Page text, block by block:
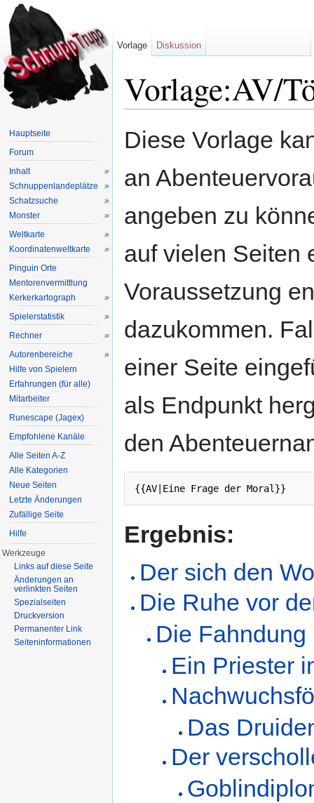
Vorlage:AV/
Diese Vorlage
an
angeben zu
auf vielen Seiten
Voraussetzung
dazukommen.
einer Seite
als Endpunkt
den
{{AV|Eine Frage der Moral}}
Ergebnis:
Der sich den
Die Ruhe vor
Die Fahndung
Ein Priester
Das
Der
Vorlage Diskussion
Hauptseite
Forum
Inhalt
»
Schnuppenlandeplätze
»
Schatzsuche
»
Monster
»
Weltkarte
»
Koordinatenweltkarte
»
Pinguin Orte
Mentorenvermittlung
Kerkerkartograph
»
Spielerstatistik
»
Rechner
»
Autorenbereiche
»
Hilfe von Spielern
Erfahrungen (für alle)
Mitarbeiter
Runescape (Jagex)
Empfohlene Kanäle
Alle Seiten A-Z
Alle Kategorien
Neue Seiten
Letzte Änderungen
Zufällige Seite
Hilfe
Werkzeuge
Links auf diese Seite
Änderungen an
verlinkten Seiten
Spezialseiten
Druckversion
Permanenter Link
Seiteninformationen